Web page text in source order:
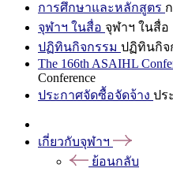
การศึกษาและหลักสูตร
จุฬาฯ ในสื่อ จุฬาฯ ในสื่อ
ปฏิทินกิจกรรม ปฏิทินกิจ
The 166th ASAIHL
Conference
ประกาศจัดซื้อจัดจ้าง ปร
เกี่ยวกับจุฬาฯ
ย้อนกลับ